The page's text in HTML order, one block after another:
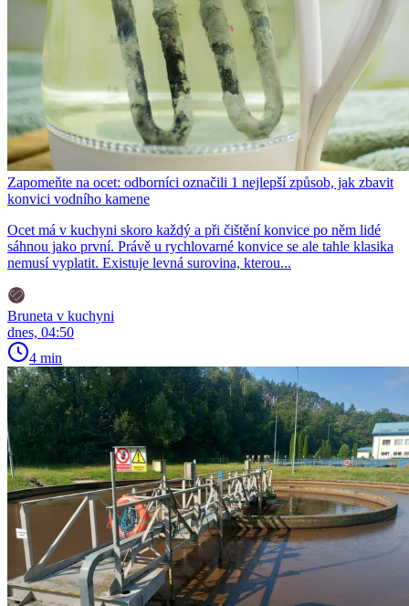
Zapomeňte na ocet: odborníci označili 1 nejlepší způsob, jak zbavit
konvici vodního kamene
Ocet má v kuchyni skoro každý a při čištění konvice po něm lidé
sáhnou jako první. Právě u rychlovarné konvice se ale tahle klasika
nemusí vyplatit. Existuje levná surovina, kterou...
Bruneta v kuchyni
dnes, 04:50
4 min